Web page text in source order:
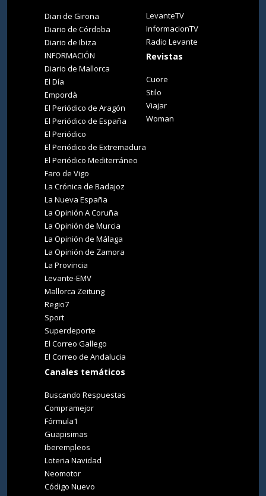
Diari de Girona
Diario de Córdoba
Diario de Ibiza
INFORMACIÓN
Diario de Mallorca
El Día
Empordà
El Periódico de Aragón
El Periódico de España
El Periódico
El Periódico de Extremadura
El Periódico Mediterráneo
Faro de Vigo
La Crónica de Badajoz
La Nueva España
La Opinión A Coruña
La Opinión de Murcia
La Opinión de Málaga
La Opinión de Zamora
La Provincia
Levante-EMV
Mallorca Zeitung
Regio7
Sport
Superdeporte
El Correo Gallego
El Correo de Andalucia
Canales temáticos
Buscando Respuestas
Compramejor
Fórmula1
Guapisimas
Iberempleos
Loteria Navidad
Neomotor
Código Nuevo
LevanteTV
InformacionTV
Radio Levante
Revistas
Cuore
Stilo
Viajar
Woman